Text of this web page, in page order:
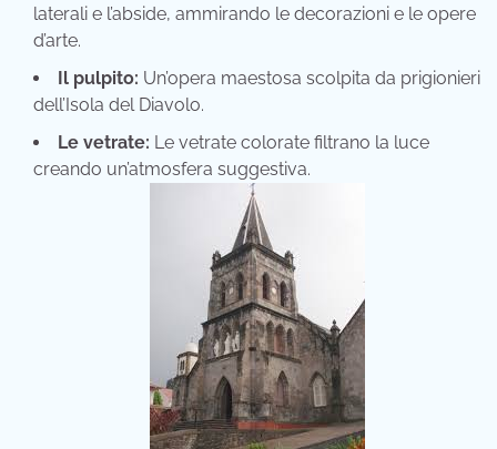
laterali e l’abside, ammirando le decorazioni e le opere
d’arte.
Il pulpito: Un’opera maestosa scolpita da prigionieri
dell’Isola del Diavolo.
Le vetrate: Le vetrate colorate filtrano la luce
creando un’atmosfera suggestiva.